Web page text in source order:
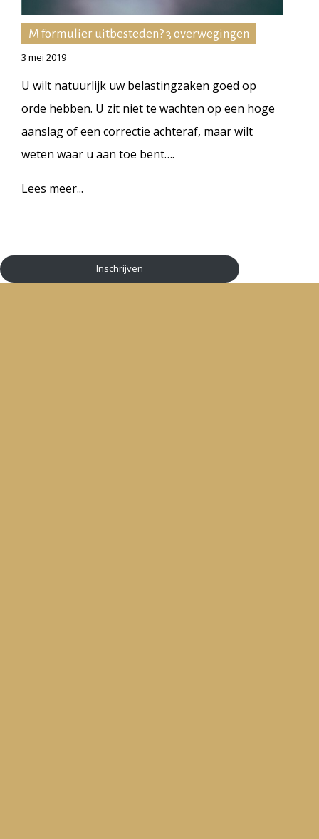
M formulier uitbesteden? 3 overwegingen
3 mei 2019
U wilt natuurlijk uw belastingzaken goed op
orde hebben. U zit niet te wachten op een hoge
aanslag of een correctie achteraf, maar wilt
weten waar u aan toe bent….
Lees meer...
Inschrijven